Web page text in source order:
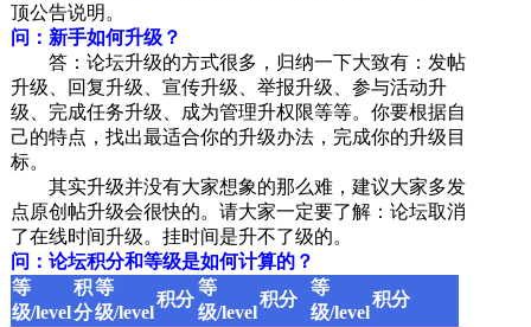
顶公告说明。
问：新手如何升级？
答：论坛升级的方式很多，归纳一下大致有：发帖
升级、回复升级、宣传升级、举报升级、参与活动升
级、完成任务升级、成为管理升权限等等。你要根据自
己的特点，找出最适合你的升级办法，完成你的升级目
标。
其实升级并没有大家想象的那么难，建议大家多发
点原创帖升级会很快的。请大家一定要了解：论坛取消
了在线时间升级。挂时间是升不了级的。
问：论坛积分和等级是如何计算的？
等
级/level
积
分
等
级/level
积分
等
级/level
积分
等
级/level
积分